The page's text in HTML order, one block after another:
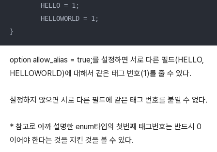
}
option allow_alias = true;를 설정하면 서로 다른 필드(HELLO,
HELLOWORLD)에 대해서 같은 태그 번호(1)를 줄 수 있다.
설정하지 않으면 서로 다른 필드에 같은 태그 번호를 붙일 수 없다.
* 참고로 아까 설명한 enum타입의 첫번째 태그번호는 반드시 0
이어야 한다는 것을 지킨 것을 볼 수 있다.